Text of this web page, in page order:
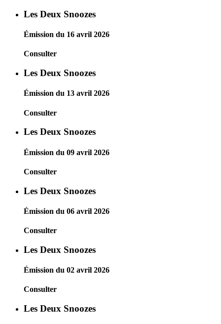
Les Deux Snoozes
Émission du 16 avril 2026
Consulter
Les Deux Snoozes
Émission du 13 avril 2026
Consulter
Les Deux Snoozes
Émission du 09 avril 2026
Consulter
Les Deux Snoozes
Émission du 06 avril 2026
Consulter
Les Deux Snoozes
Émission du 02 avril 2026
Consulter
Les Deux Snoozes